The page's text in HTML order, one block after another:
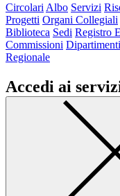
Circolari Albo Servizi
Progetti Organi Collegiali
Biblioteca Sedi Registro
Commissioni Dipartimenti
Regionale
Accedi ai